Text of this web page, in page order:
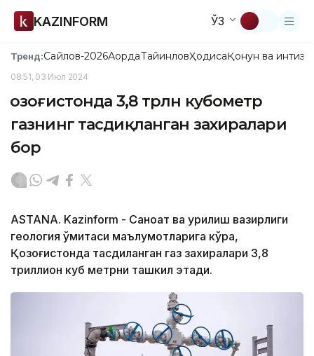
KAZINFORM ЎЗ
Тренд:Сайлов-2026АқордаТайинловҲодисаҚонун ва
08:51, 03 Июл 2024
Қозоғистонда 3,8 трлн кубометр
газнинг тасдиқланган захиралари
бор
ASTANA. Kazinform - Саноат ва қурилиш вазирлиги
геология қўмитаси маълумотларига кўра,
Қозоғистонда тасдиқланган газ захиралари 3,8
триллион куб метрни ташкил этади.